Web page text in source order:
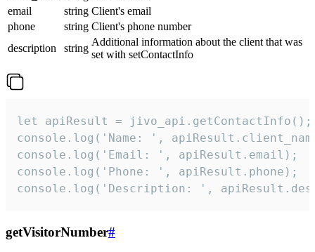
email
string Client's email
phone
string Client's phone number
description
string
Additional information about the client that was
set with setContactInfo
let apiResult = jivo_api.getContactInfo();
console.log('Name: ',
console.log('Email: ', apiResult.email);
console.log('Phone: ', apiResult.phone);
console.log('Description: ',
getVisitorNumber#